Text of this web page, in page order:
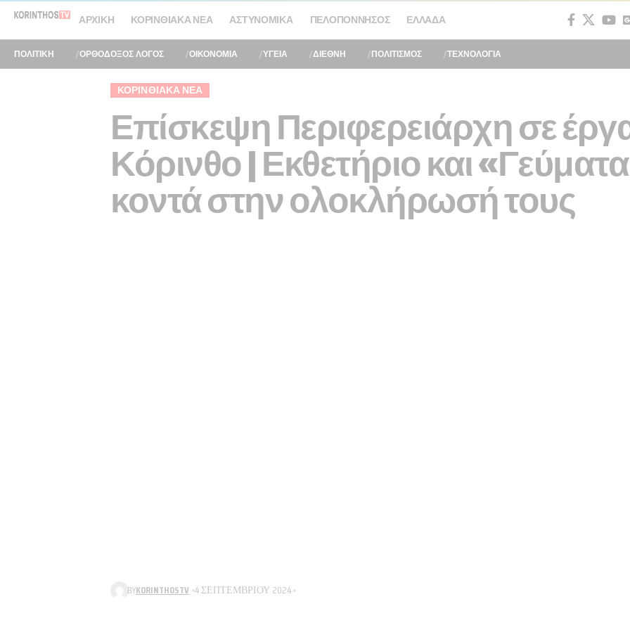
ΑΡΧΙΚΉ ΚΟΡΙΝΘΙΑΚΆ ΝΈΑ ΑΣΤΥΝΟΜΙΚΆ ΠΕΛΟΠΌΝΝΗΣΟΣ ΕΛΛΆΔΑ
ΠΟΛΙΤΙΚΗ ΟΡΘΟΔΟΞΟΣ ΛΟΓΟΣ ΟΙΚΟΝΟΜΙΑ ΥΓΕΙΑ ΔΙΕΘΝΗ ΠΟΛΙΤΙΣΜΟΣ ΤΕΧΝΟΛΟΓΙΑ
ΚΟΡΙΝΘΙΑΚΆ ΝΈΑ
Επίσκεψη Περιφερειάρχη σε
Κόρινθο | Εκθετήριο και
κοντά στην ολοκλήρωσή τους
BYKORINTHOSTV 4 ΣΕΠΤΕΜΒΡΊΟΥ 2024